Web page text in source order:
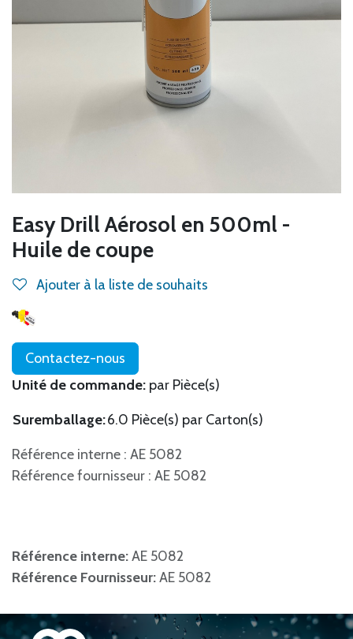
Easy Drill Aérosol en 500ml -
Huile de coupe
Ajouter à la liste de souhaits
Contactez-nous
Unité de commande: par Pièce(s)
Suremballage:6.0 Pièce(s) par Carton(s)
Référence interne : AE 5082
Référence fournisseur : AE 5082
Référence interne:AE 5082
Référence Fournisseur:AE 5082